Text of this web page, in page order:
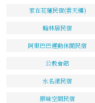
家在花蓮民宿(雲天樓)
翰林居民宿
阿里巴巴運動休閒民宿
公教會館
水名漾民宿
原味空間民宿